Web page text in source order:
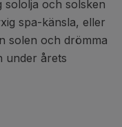
sololja och solsken
spa-känsla, eller
solen och drömma
under årets